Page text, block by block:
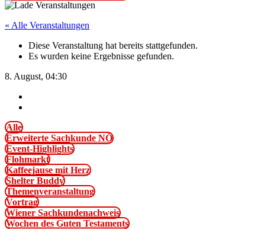
« Alle Veranstaltungen
Diese Veranstaltung hat bereits stattgefunden.
Es wurden keine Ergebnisse gefunden.
8. August, 04:30
Alle
Erweiterte Sachkunde NÖ
Event-Highlights
Flohmarkt
Kaffeejause mit Herz
Shelter Buddy
Themenveranstaltung
Vortrag
Wiener Sachkundenachweis
Wochen des Guten Testaments